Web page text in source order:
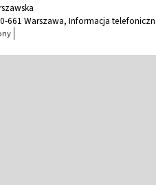
661 Warszawa, Informacja